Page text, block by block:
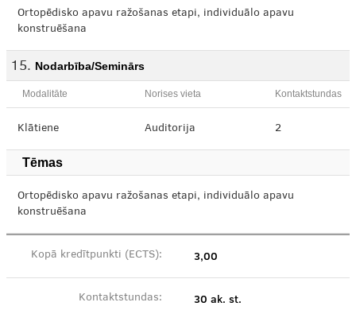
Ortopēdisko apavu ražošanas etapi, individuālo apavu
konstruēšana
Nodarbība/Seminārs
Modalitāte Norises vieta Kontaktstundas
Klātiene Auditorija 2
Tēmas
Ortopēdisko apavu ražošanas etapi, individuālo apavu
konstruēšana
Kopā kredītpunkti (ECTS): 3,00
Kontaktstundas: 30 ak. st.